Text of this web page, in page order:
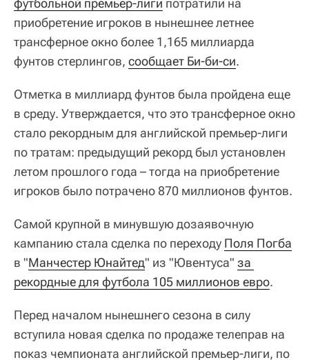
футбольной премьер-лиги потратили на
приобретение игроков в нынешнее летнее
трансферное окно более 1,165 миллиарда
фунтов стерлингов, сообщает Би-би-си.
Отметка в миллиард фунтов была пройдена еще
в среду. Утверждается, что это трансферное окно
стало рекордным для английской премьер-лиги
по тратам: предыдущий рекорд был установлен
летом прошлого года – тогда на приобретение
игроков было потрачено 870 миллионов фунтов.
Самой крупной в минувшую дозаявочную
кампанию стала сделка по переходу Поля Погба
в "Манчестер Юнайтед" из "Ювентуса" за
рекордные для футбола 105 миллионов евро.
Перед началом нынешнего сезона в силу
вступила новая сделка по продаже телеправ на
показ чемпионата английской премьер-лиги, по